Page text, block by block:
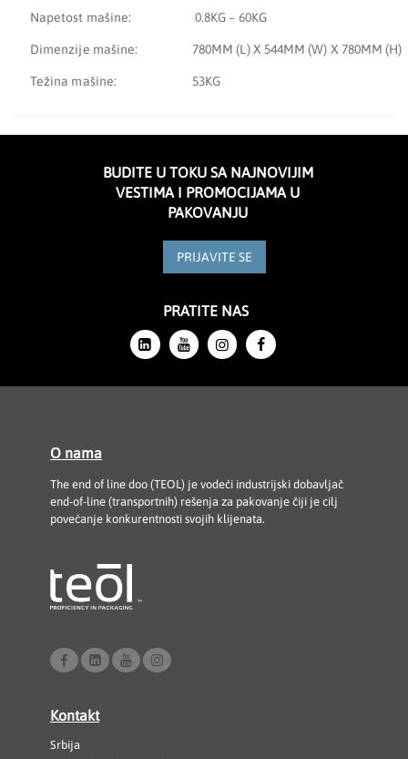
Napetost mašine: 0.8KG – 60KG
Dimenzije mašine: 780MM (L) X 544MM (W) X 780MM (H)
Težina mašine: 53KG
BUDITE U TOKU SA NAJNOVIJIM
VESTIMA I PROMOCIJAMA U
PAKOVANJU
PRIJAVITE SE
PRATITE NAS
O nama
The end of line doo (TEOL) je vodeći industrijski dobavljač
end-of-line (transportnih) rešenja za pakovanje čiji je cilj
povećanje konkurentnosti svojih klijenata.
Kontakt
Srbija